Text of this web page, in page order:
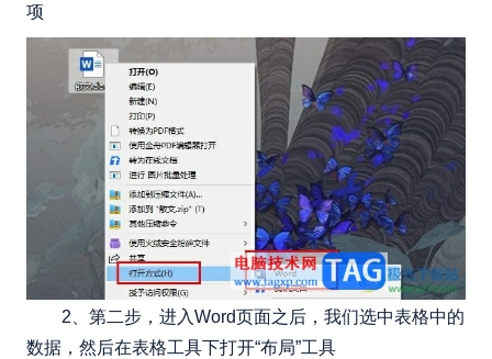
项
2、第二步，进入Word页面之后，我们选中表格中的
数据，然后在表格工具下打开“布局”工具